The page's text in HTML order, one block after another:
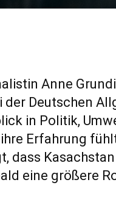
Anne
der Deutschen
in Politik,
Erfahrung
dass
eine größere